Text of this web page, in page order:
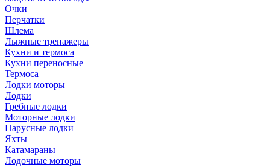
Очки
Перчатки
Шлема
Лыжные тренажеры
Кухни и термоса
Кухни переносные
Термоса
Лодки моторы
Лодки
Гребные лодки
Моторные лодки
Парусные лодки
Яхты
Катамараны
Лодочные моторы